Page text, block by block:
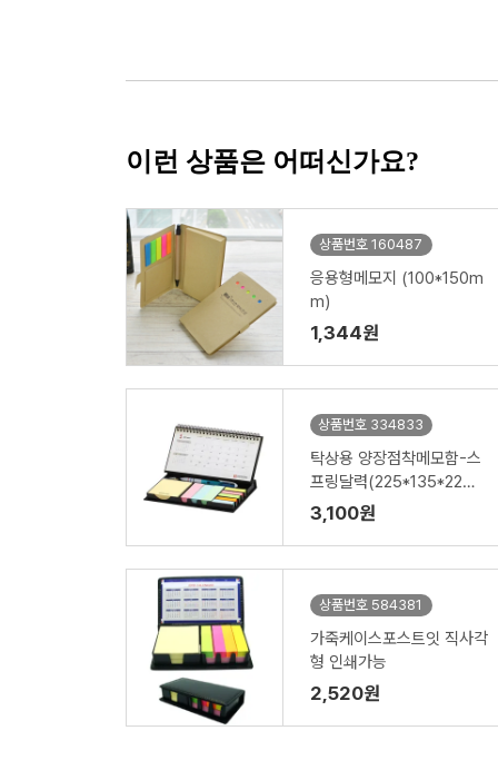
이런 상품은 어떠신가요?
상품번호 160487
응용형메모지 (100*150m
m)
1,344원
상품번호 334833
탁상용 양장점착메모함-스
프링달력(225*135*22m
m)
3,100원
상품번호 584381
가죽케이스포스트잇 직사각
형 인쇄가능
2,520원